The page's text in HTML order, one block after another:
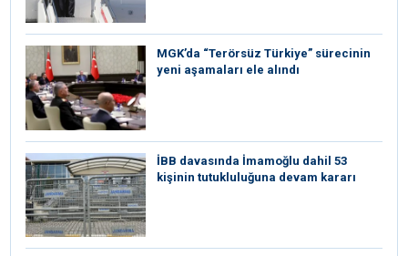
MGK’da “Terörsüz Türkiye” sürecinin
yeni aşamaları ele alındı
İBB davasında İmamoğlu dahil 53
kişinin tutukluluğuna devam kararı